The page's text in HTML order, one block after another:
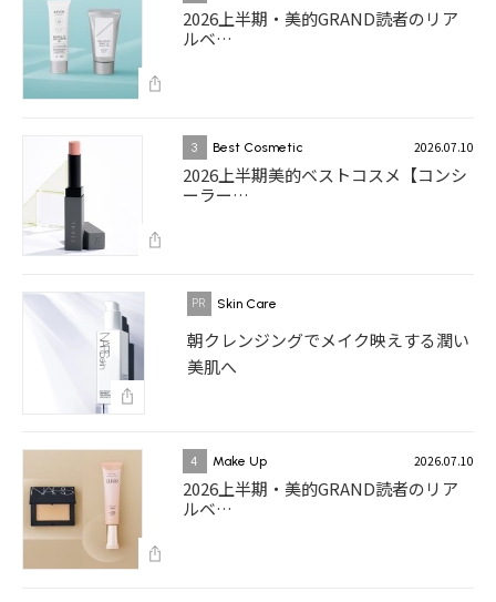
2026上半期・美的GRAND読者のリア
ルベ…
3 Best Cosmetic 2026.07.10
2026上半期美的ベストコスメ【コンシ
ーラー…
Skin Care
朝クレンジングでメイク映えする潤い
美肌へ
4 Make Up 2026.07.10
2026上半期・美的GRAND読者のリア
ルベ…